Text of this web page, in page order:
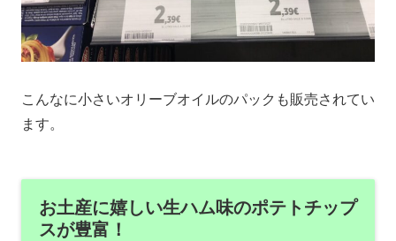
こんなに小さいオリーブオイルのパックも販売されてい
ます。
お土産に嬉しい生ハム味のポテトチップ
スが豊富！